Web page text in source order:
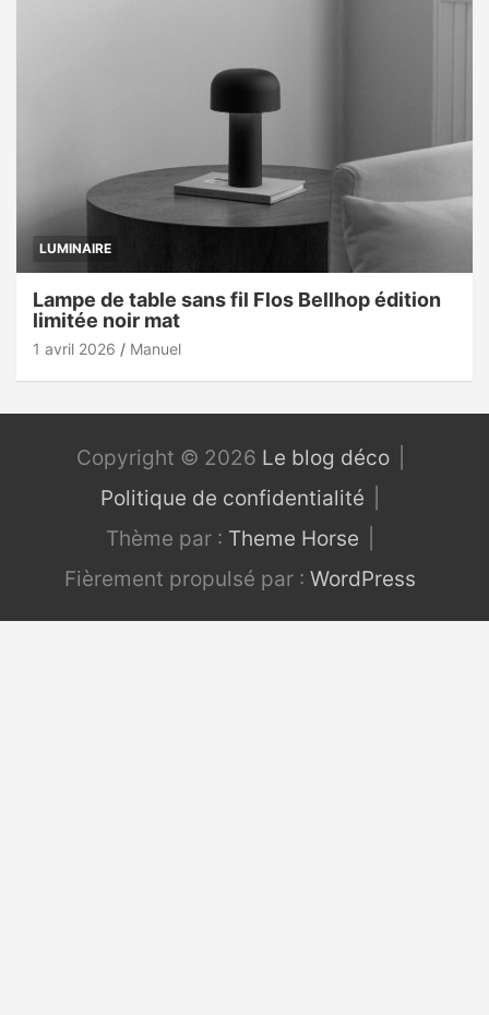
LUMINAIRE
Lampe de table sans fil Flos Bellhop édition
limitée noir mat
1 avril 2026 Manuel
Copyright © 2026 Le blog déco
Politique de confidentialité
Thème par : Theme Horse
Fièrement propulsé par : WordPress